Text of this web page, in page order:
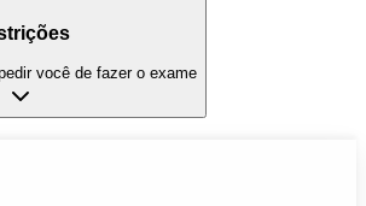
você de fazer o exame